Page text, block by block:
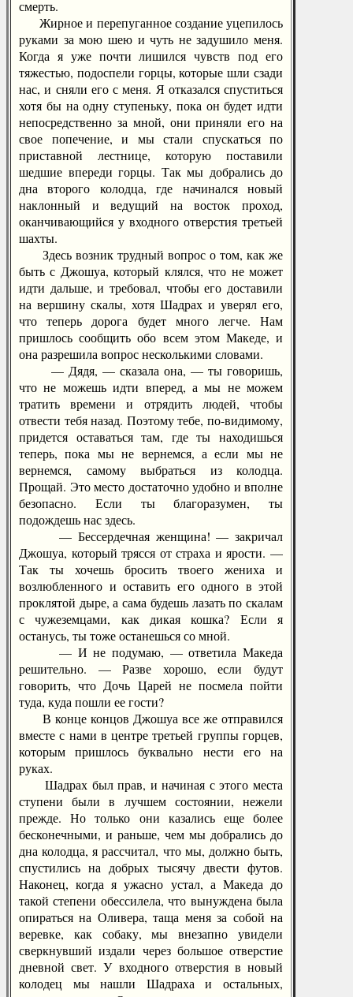
смерть.
Жирное и перепуганное создание уцепилось
руками за мою шею и чуть не задушило меня.
Когда я уже почти лишился чувств под его
тяжестью, подоспели горцы, которые шли сзади
нас, и сняли его с меня. Я отказался спуститься
хотя бы на одну ступеньку, пока он будет идти
непосредственно за мной, они приняли его на
свое попечение, и мы стали спускаться по
приставной лестнице, которую поставили
шедшие впереди горцы. Так мы добрались до
дна второго колодца, где начинался новый
наклонный и ведущий на восток проход,
оканчивающийся у входного отверстия третьей
шахты.
Здесь возник трудный вопрос о том, как же
быть с Джошуа, который клялся, что не может
идти дальше, и требовал, чтобы его доставили
на вершину скалы, хотя Шадрах и уверял его,
что теперь дорога будет много легче. Нам
пришлось сообщить обо всем этом Македе, и
она разрешила вопрос несколькими словами.
— Дядя, — сказала она, — ты говоришь,
что не можешь идти вперед, а мы не можем
тратить времени и отрядить людей, чтобы
отвести тебя назад. Поэтому тебе, по-видимому,
придется оставаться там, где ты находишься
теперь, пока мы не вернемся, а если мы не
вернемся, самому выбраться из колодца.
Прощай. Это место достаточно удобно и вполне
безопасно. Если ты благоразумен, ты
подождешь нас здесь.
— Бессердечная женщина! — закричал
Джошуа, который трясся от страха и ярости. —
Так ты хочешь бросить твоего жениха и
возлюбленного и оставить его одного в этой
проклятой дыре, а сама будешь лазать по скалам
с чужеземцами, как дикая кошка? Если я
останусь, ты тоже останешься со мной.
— И не подумаю, — ответила Македа
решительно. — Разве хорошо, если будут
говорить, что Дочь Царей не посмела пойти
туда, куда пошли ее гости?
В конце концов Джошуа все же отправился
вместе с нами в центре третьей группы горцев,
которым пришлось буквально нести его на
руках.
Шадрах был прав, и начиная с этого места
ступени были в лучшем состоянии, нежели
прежде. Но только они казались еще более
бесконечными, и раньше, чем мы добрались до
дна колодца, я рассчитал, что мы, должно быть,
спустились на добрых тысячу двести футов.
Наконец, когда я ужасно устал, а Македа до
такой степени обессилела, что вынуждена была
опираться на Оливера, таща меня за собой на
веревке, как собаку, мы внезапно увидели
сверкнувший издали через большое отверстие
дневной свет. У входного отверстия в новый
колодец мы нашли Шадраха и остальных,